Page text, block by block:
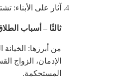
آثار على
ثالثًا – أسباب
من أبرزها:
الإدمان، الزواج
المستحكمة.